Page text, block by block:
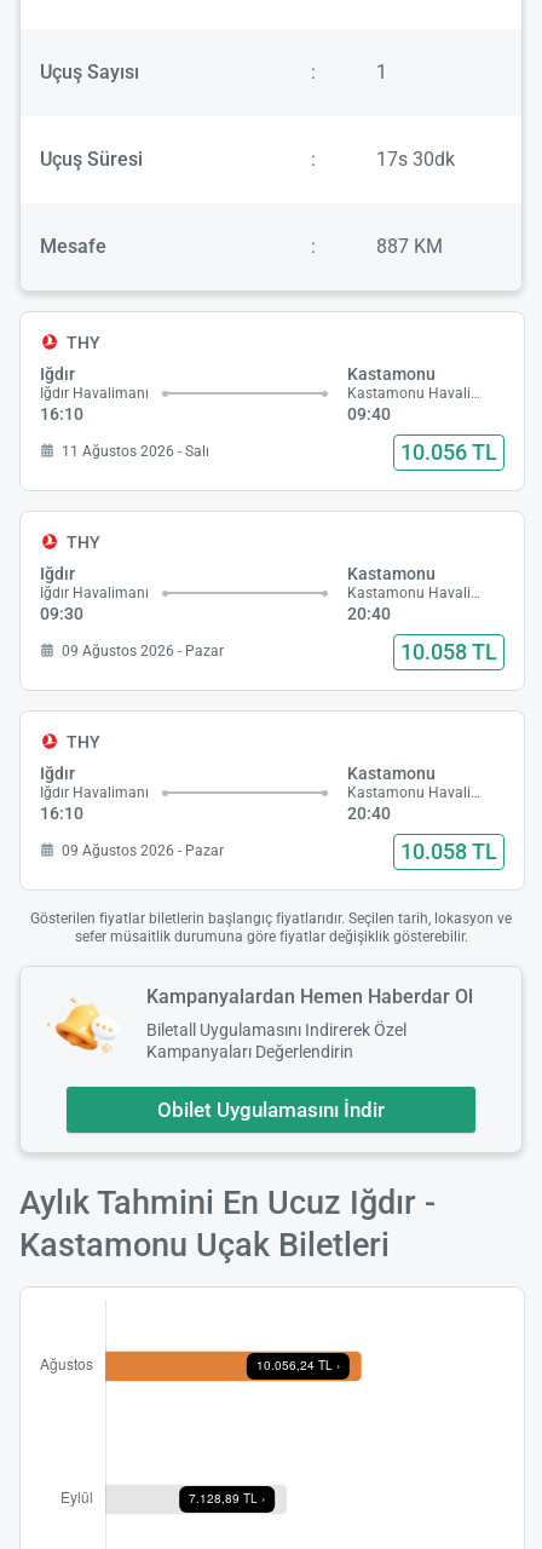
Uçuş Sayısı : 1
Uçuş Süresi : 17s 30dk
Mesafe : 887 KM
THY
Iğdır
Iğdır Havalimanı
16:10
Kastamonu
Kastamonu Havalimanı
09:40
11 Ağustos 2026 - Salı 10.056 TL
THY
Iğdır
Iğdır Havalimanı
09:30
Kastamonu
Kastamonu Havalimanı
20:40
09 Ağustos 2026 - Pazar 10.058 TL
THY
Iğdır
Iğdır Havalimanı
16:10
Kastamonu
Kastamonu Havalimanı
20:40
09 Ağustos 2026 - Pazar 10.058 TL
Gösterilen fiyatlar biletlerin başlangıç fiyatlarıdır. Seçilen tarih, lokasyon ve
sefer müsaitlik durumuna göre fiyatlar değişiklik gösterebilir.
Kampanyalardan Hemen Haberdar Ol
Biletall Uygulamasını Indirerek Özel
Kampanyaları Değerlendirin
Obilet Uygulamasını İndir
Aylık Tahmini En Ucuz Iğdır -
Kastamonu Uçak Biletleri